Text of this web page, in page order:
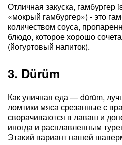
Отличная закуска, гамбургер
«мокрый гамбургер») - это
количеством соуса,
блюдо, которое хорошо
(йогуртовый напиток).
3. Dürüm
Как уличная еда — dürüm,
ломтики мяса срезанные с
сворачиваются в лаваш и
иногда и расплавленным
Этакий вариант нашей